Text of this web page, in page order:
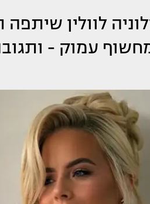
לוולין
עמוק -